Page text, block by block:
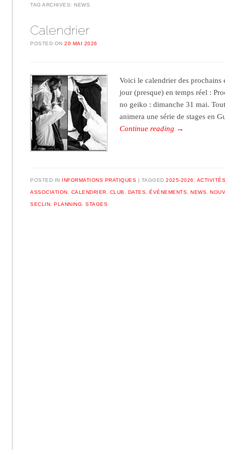
TAG ARCHIVES: NEWS
Calendrier
POSTED ON20 MAI 2026
Voici le calendrier des prochains
jour (presque) en temps réel :
no geiko : dimanche 31 mai.
animera une série de stages en
Continue reading →
POSTED IN INFORMATIONS PRATIQUES TAGGED2025-2026
ASSOCIATION CALENDRIER CLUB DATES ,ÉVÉNEMENTS ,NEWS ,
SECLIN ,PLANNING ,STAGES